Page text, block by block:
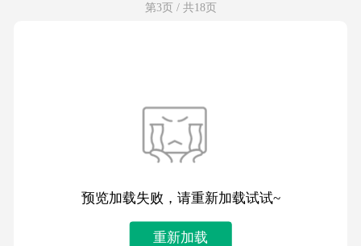
第3页 / 共18页
预览加载失败，请重新加载试试~
重新加载